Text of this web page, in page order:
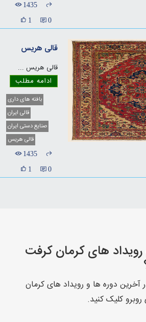
1435
قالی هریس
قالی هریس...
ادامه مطلب
بافته های داری
قالی ایران
صنایع دستی ایران
قالی هریس
1435
های کرمان کرفت
دوره ها و رویداد های کرمان
کلیک کنید.